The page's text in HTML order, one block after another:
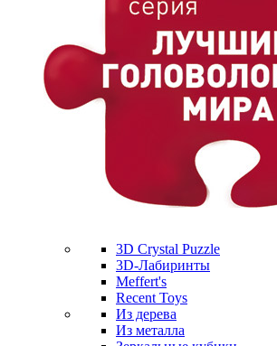
3D Crystal Puzzle
3D-Лабиринты
Meffert's
Recent Toys
Из дерева
Из металла